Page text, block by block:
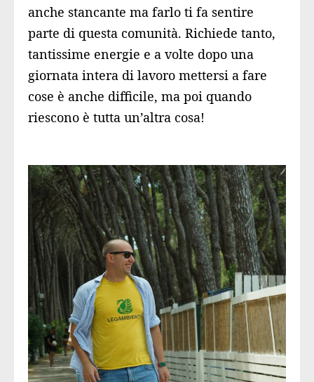
anche stancante ma farlo ti fa sentire
parte di questa comunità. Richiede tanto,
tantissime energie e a volte dopo una
giornata intera di lavoro mettersi a fare
cose è anche difficile, ma poi quando
riescono è tutta un’altra cosa!